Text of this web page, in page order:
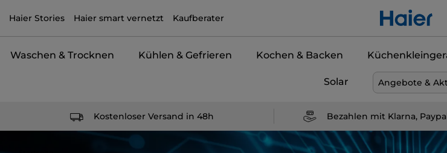
Haier Stories Haier smart vernetzt Kaufberater
Waschen & Trocknen Kühlen & Gefrieren Kochen & Backen
Solar Angebote &
Kostenloser Versand in 48h Bezahlen mit Klarna,